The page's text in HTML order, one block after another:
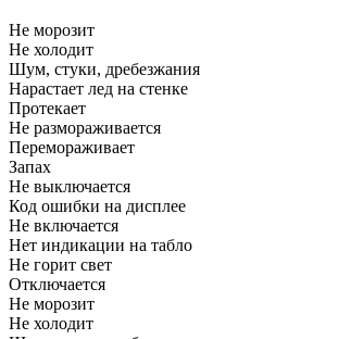
Не морозит
Не холодит
Шум, стуки, дребезжания
Нарастает лед на стенке
Протекает
Не размораживается
Перемораживает
Запах
Не выключается
Код ошибки на дисплее
Не включается
Нет индикации на табло
Не горит свет
Отключается
Не морозит
Не холодит